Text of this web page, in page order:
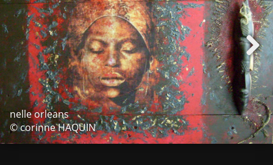
nelle orleans
© corinne HAQUIN